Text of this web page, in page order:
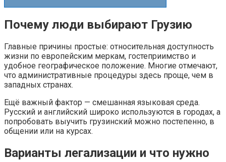
Почему люди выбирают Грузию
Главные причины простые: относительная доступность
жизни по европейским меркам, гостеприимство и
удобное географическое положение. Многие отмечают,
что административные процедуры здесь проще, чем в
западных странах.
Ещё важный фактор — смешанная языковая среда.
Русский и английский широко используются в городах, а
попробовать выучить грузинский можно постепенно, в
общении или на курсах.
Варианты легализации и что нужно